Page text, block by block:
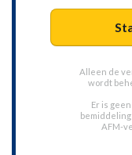
Alleen de
wordt
Er is
bemiddeling
AFM-